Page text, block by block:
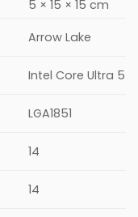
5 × 15 × 15 cm
Arrow Lake
Intel Core Ultra 5
LGA1851
14
14